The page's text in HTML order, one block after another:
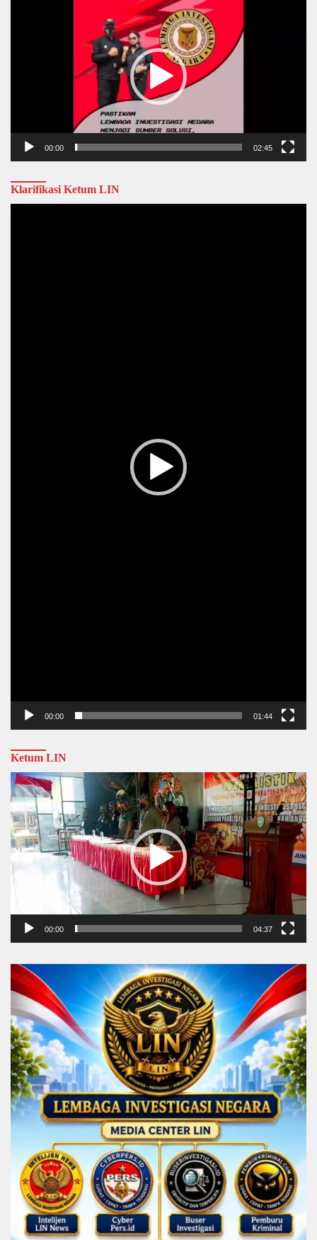
00:00 02:45
Klarifikasi Ketum LIN
00:00 01:44
Ketum LIN
Video
Player
00:00 04:37